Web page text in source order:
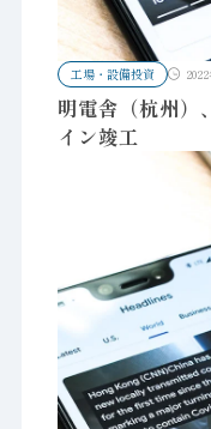
工場・設備投資
明電舎（杭州）
イン竣工